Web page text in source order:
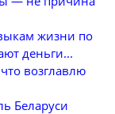
жизни по
деньги...
возглавлю
Беларуси